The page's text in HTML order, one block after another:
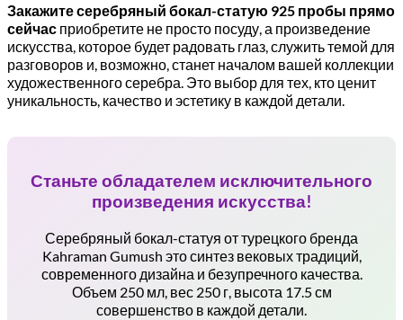
Закажите серебряный бокал-статую 925 пробы прямо
сейчас приобретите не просто посуду, а произведение
искусства, которое будет радовать глаз, служить темой для
разговоров и, возможно, станет началом вашей коллекции
художественного серебра. Это выбор для тех, кто ценит
уникальность, качество и эстетику в каждой детали.
Станьте обладателем исключительного
произведения искусства!
Серебряный бокал-статуя от турецкого бренда
Kahraman Gumush это синтез вековых традиций,
современного дизайна и безупречного качества.
Объем 250 мл, вес 250 г, высота 17.5 см
совершенство в каждой детали.